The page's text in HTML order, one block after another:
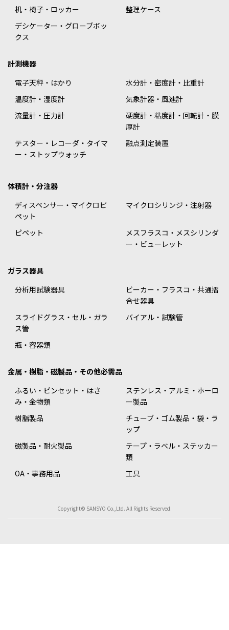
机・椅子・ロッカー
整理ケース
デシケーター・グローブボッ
クス
計測機器
電子天秤・はかり
水分計・密度計・比重計
温度計・湿度計
気象計器・風速計
流量計・圧力計
硬度計・粘度計・回転計・膜
厚計
テスター・レコーダ・タイマ
ー・ストップウォッチ
融点測定装置
体積計・分注器
ディスペンサー・マイクロピ
ペット
マイクロシリンジ・注射器
ピペット
メスフラスコ・メスシリンダ
ー・ビューレット
ガラス器具
分析用試験器具
ビーカー・フラスコ・共通摺
合せ器具
スライドグラス・セル・ガラ
ス管
バイアル・試験管
瓶・容器類
金属・樹脂・磁製品・その他必需品
ふるい・ピンセット・はさ
み・金物類
ステンレス・アルミ・ホーロ
ー製品
樹脂製品
チューブ・ゴム製品・袋・ラ
ップ
磁製品・耐火製品
テープ・ラベル・ステッカー
類
OA・事務用品
工具
Copyright© SANSYO Co.,Ltd. All Rights Reserved.